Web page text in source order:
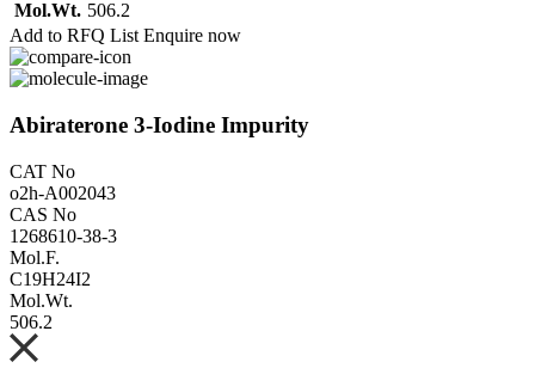
Mol.Wt. 506.2
Add to RFQ List Enquire now
Abiraterone 3-Iodine Impurity
CAT No
o2h-A002043
CAS No
1268610-38-3
Mol.F.
C19H24I2
Mol.Wt.
506.2